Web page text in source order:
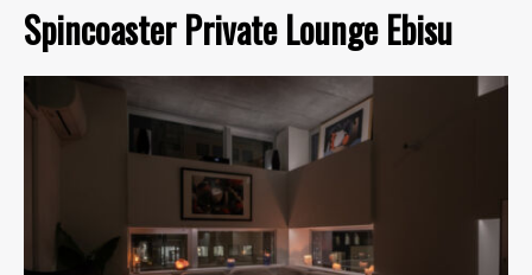
Spincoaster Private Lounge Ebisu